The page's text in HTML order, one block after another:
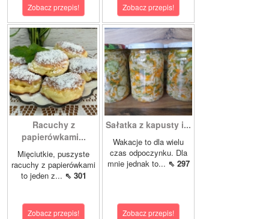
Zobacz przepis! Zobacz przepis!
Racuchy z
papierówkami...
Mięciutkie, puszyste
racuchy z papierówkami
to jeden z... ⇖ 301
Zobacz przepis!
Sałatka z kapusty i...
Wakacje to dla wielu
czas odpoczynku. Dla
mnie jednak to... ⇖ 297
Zobacz przepis!